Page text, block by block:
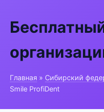
Главная » Сибирский
Smile ProfiDent